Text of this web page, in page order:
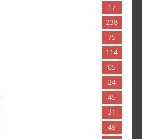
17
238
75
114
65
24
45
31
49